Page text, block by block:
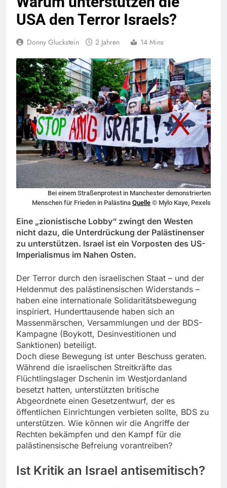
USA den Terror Israels?
Donny Gluckstein 2 Jahren 14 Mins
Bei einem Straßenprotest in Manchester demonstrierten
Menschen für Frieden in Palästina Quelle © Mylo Kaye, Pexels
Eine „zionistische Lobby“ zwingt den Westen
nicht dazu, die Unterdrückung der Palästinenser
zu unterstützen. Israel ist ein Vorposten des US-
Imperialismus im Nahen Osten.
Der Terror durch den israelischen Staat – und der
Heldenmut des palästinensischen Widerstands –
haben eine internationale Solidaritätsbewegung
inspiriert. Hunderttausende haben sich an
Massenmärschen, Versammlungen und der BDS-
Kampagne (Boykott, Desinvestitionen und
Sanktionen) beteiligt.
Doch diese Bewegung ist unter Beschuss geraten.
Während die israelischen Streitkräfte das
Flüchtlingslager Dschenin im Westjordanland
besetzt hatten, unterstützten britische
Abgeordnete einen Gesetzentwurf, der es
öffentlichen Einrichtungen verbieten sollte, BDS zu
unterstützen. Wie können wir die Angriffe der
Rechten bekämpfen und den Kampf für die
palästinensische Befreiung vorantreiben?
Ist Kritik an Israel antisemitisch?